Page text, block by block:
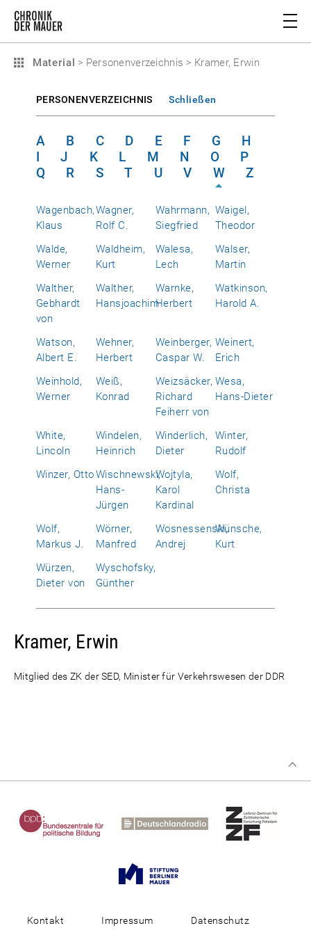
Material > Personenverzeichnis > Kramer, Erwin
PERSONENVERZEICHNIS Schließen
A B C D E F G
H
I
J K L M N O
P
Q
R S T U V W Z
Wagenbach,
Klaus
Wagner,
Rolf C.
Wahrmann,
Siegfried
Waigel,
Theodor
Walde,
Werner
Waldheim,
Kurt
Walesa,
Lech
Walser,
Martin
Walther,
Gebhardt
von
Walther,
Hansjoachim
Warnke,
Herbert
Watkinson,
Harold A.
Watson,
Albert E.
Wehner,
Herbert
Weinberger,
Caspar W.
Weinert,
Erich
Weinhold,
Werner
Weiß,
Konrad
Weizsäcker,
Richard
Feiherr von
Wesa,
Hans-Dieter
White,
Lincoln
Windelen,
Heinrich
Winderlich,
Dieter
Winter,
Rudolf
Winzer, OttoWischnewski,
Hans-
Jürgen
Wojtyla,
Karol
Kardinal
Wolf,
Christa
Wolf,
Markus J.
Wörner,
Manfred
Wosnessenski,
Andrej
Wünsche,
Kurt
Würzen,
Dieter von
Wyschofsky,
Günther
Kramer, Erwin
Mitglied des ZK der SED, Minister für Verkehrswesen der DDR
Kontakt Impressum Datenschutz